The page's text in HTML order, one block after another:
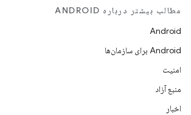
مطالب بیشتر درباره ANDROID
Android
Android برای سازمان‌ها
امنیت
منبع آزاد
اخبار